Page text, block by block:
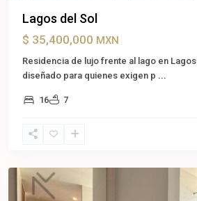
Lagos del Sol
$ 35,400,000 MXN
Residencia de lujo frente al lago en
diseñado para quienes exigen p ...
16 7
Benito